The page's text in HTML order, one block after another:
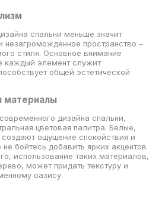
спальни меньше значит
незагроможденное пространство –
стиля. Основное внимание
каждый элемент служит
общей эстетической
материалы
дизайна спальни,
цветовая палитра. Белые,
ощущение спокойствия и
бойтесь добавить ярких акцентов
использование таких материалов,
может придать текстуру и
оазису.